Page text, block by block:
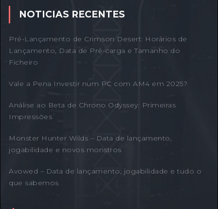
NOTICIAS RECENTES
Pré-Lançamento de Crimson Desert: Horários de
Lançamento, Data de Pré-carga e Tamanho do
Ficheiro
Vale a Pena Investir num PC com AM4 em 2025?
Análise ao Beta de Chrono Odyssey: Primeiras
Impressões
Monster Hunter Wilds – Data de lançamento,
jogabilidade e novos monstros
Avowed – Data de lançamento, jogabilidade e tudo o
que sabemos